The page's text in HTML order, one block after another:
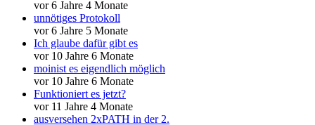
vor 6 Jahre 4 Monate
unnötiges Protokoll
vor 6 Jahre 5 Monate
Ich glaube dafür gibt es
vor 10 Jahre 6 Monate
moinist es eigendlich möglich
vor 10 Jahre 6 Monate
Funktioniert es jetzt?
vor 11 Jahre 4 Monate
ausversehen 2xPATH in der 2.